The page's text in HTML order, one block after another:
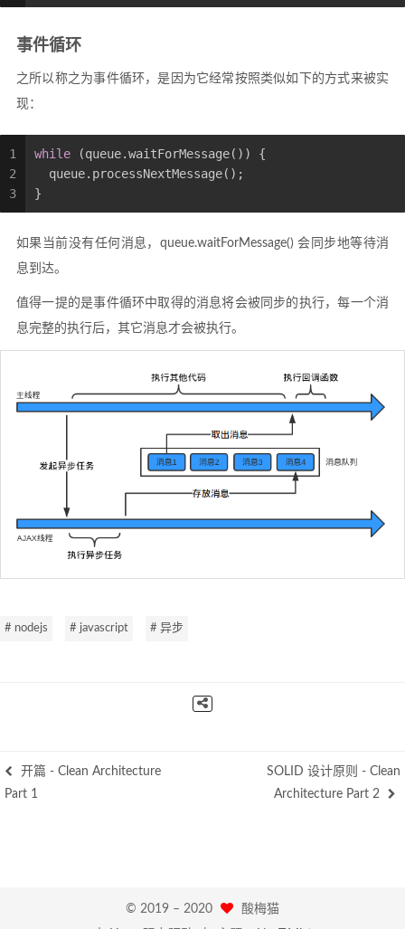
事件循环
之所以称之为事件循环，是因为它经常按照类似如下的方式来被实
现：
1
2
3
while (queue.waitForMessage()) {
  queue.processNextMessage();
}
如果当前没有任何消息，queue.waitForMessage() 会同步地等待消
息到达。
值得一提的是事件循环中取得的消息将会被同步的执行，每一个消
息完整的执行后，其它消息才会被执行。
# nodejs # javascript # 异步
开篇 - Clean Architecture
Part 1
SOLID 设计原则 - Clean
Architecture Part 2
© 2019 – 2020
酸梅猫